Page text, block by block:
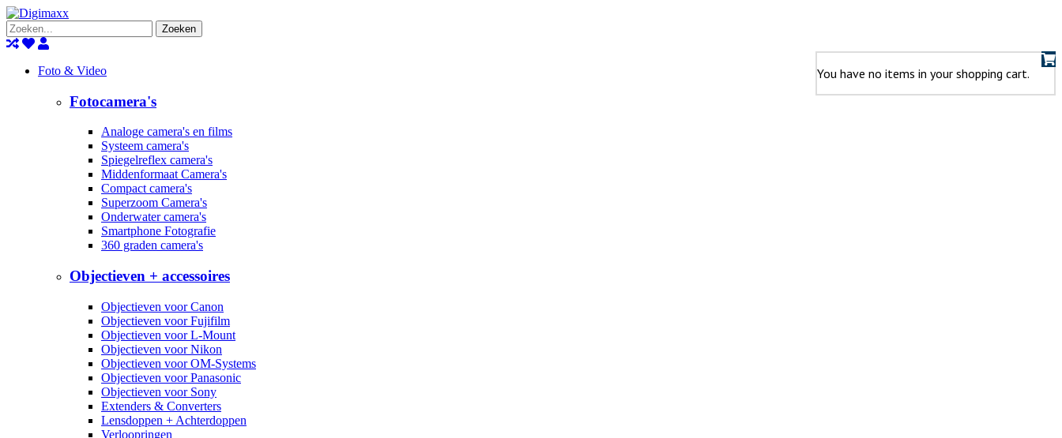
Zoeken
You have no items in your shopping cart.
Foto & Video
Fotocamera's
Analoge camera's en films
Systeem camera's
Spiegelreflex camera's
Middenformaat Camera's
Compact camera's
Superzoom Camera's
Onderwater camera's
Smartphone Fotografie
360 graden camera's
Objectieven + accessoires
Objectieven voor Canon
Objectieven voor Fujifilm
Objectieven voor L-Mount
Objectieven voor Nikon
Objectieven voor OM-Systems
Objectieven voor Panasonic
Objectieven voor Sony
Extenders & Converters
Lensdoppen + Achterdoppen
Verloopringen